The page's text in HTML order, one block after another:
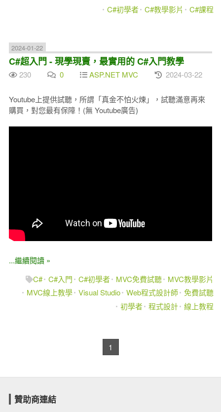
C#初學者 C#教學影片 C#課程
2024-01-22
C#超入門 - 現學現賣，最實用的 C#入門教學
230 0 ASP.NET MVC 2024-03-22
Youtube上提供試聽，所謂「真金不怕火煉」，試聽滿意再來
購買，對您最有保障！(無 Youtube廣告)
...繼續閱讀 »
C# C#入門 C#初學者 MVC免費試聽
MVC教學影片
MVC線上教學 Visual Studio Web程式設計師
免費試聽
初學者 程式設計 線上教程
1
贊助商連結